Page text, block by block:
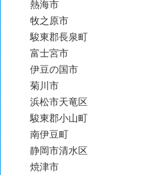
熱海市
牧之原市
駿東郡長泉町
富士宮市
伊豆の国市
菊川市
浜松市天竜区
駿東郡小山町
南伊豆町
静岡市清水区
焼津市